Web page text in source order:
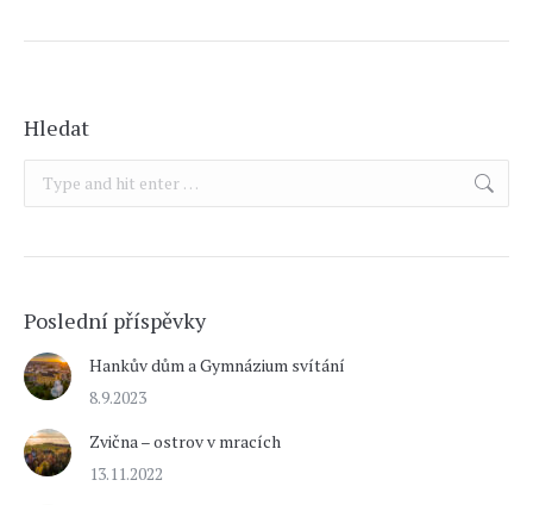
Hledat
Search:
Poslední příspěvky
Hankův dům a Gymnázium svítání
8.9.2023
Zvična – ostrov v mracích
13.11.2022